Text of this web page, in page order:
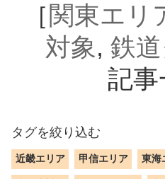
［関東エリ
対象, 鉄
記事
タグを絞り込む
近畿エリア 甲信エリア 東海